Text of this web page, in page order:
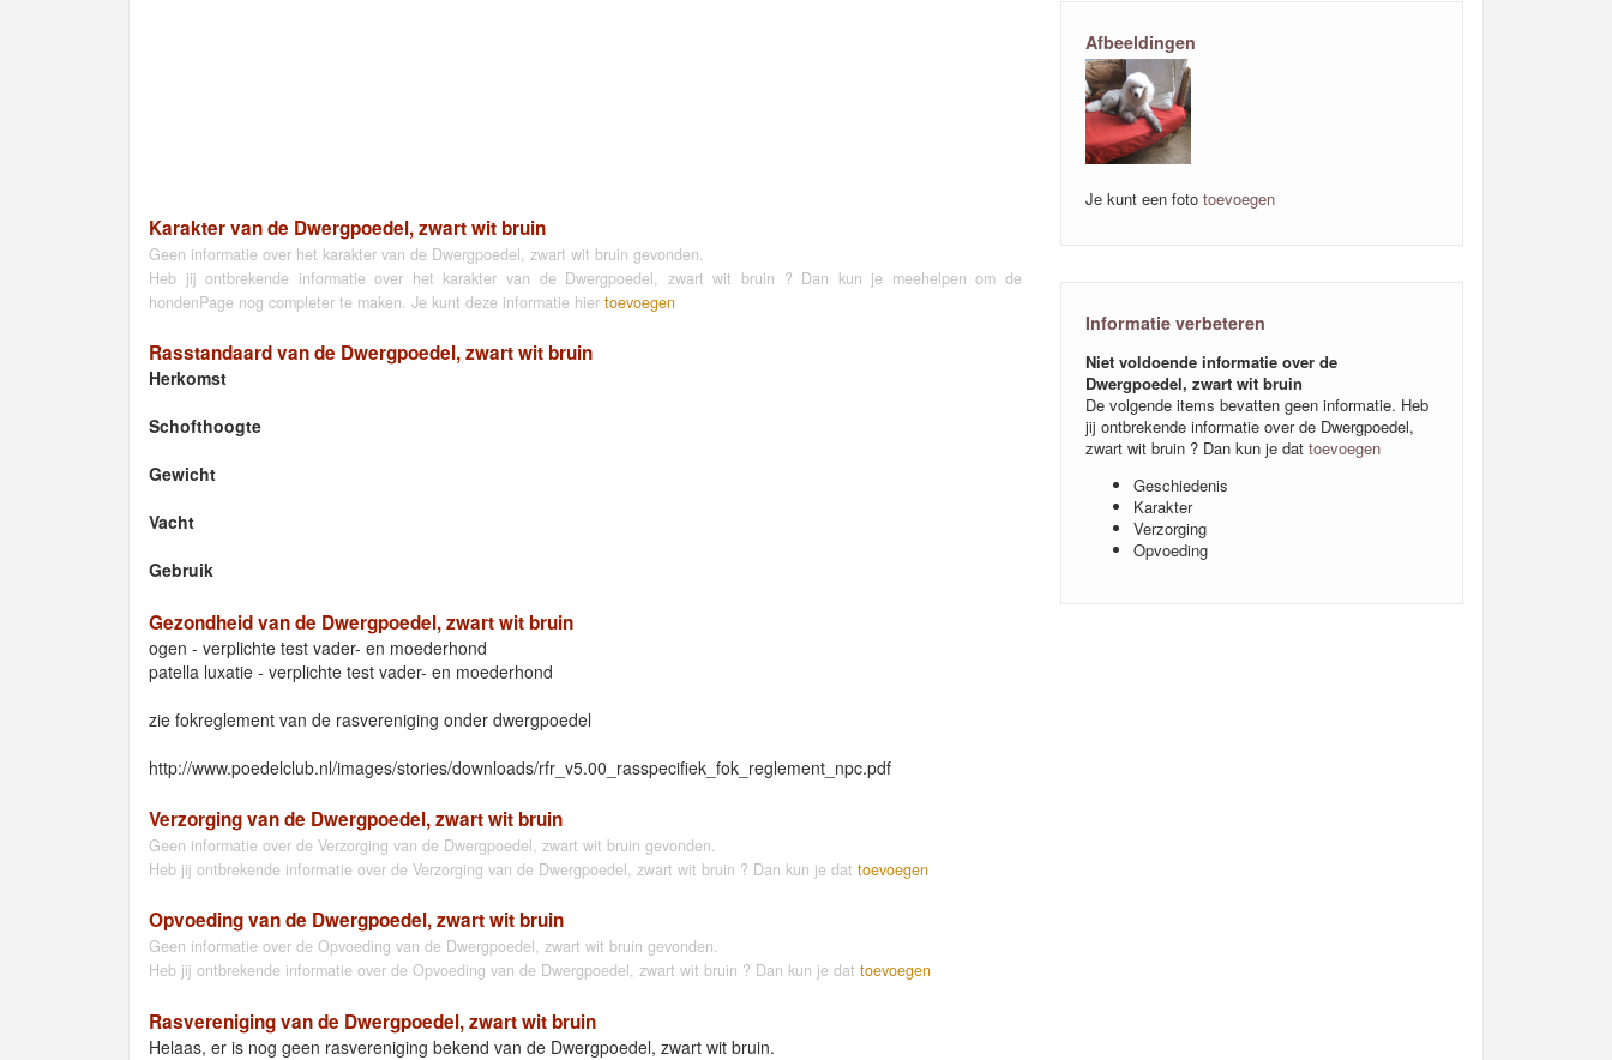
Karakter van de Dwergpoedel, zwart wit bruin
Geen informatie over het karakter van de Dwergpoedel, zwart wit bruin gevonden.
Heb jij ontbrekende informatie over het karakter van de Dwergpoedel, zwart wit bruin ? Dan kun je meehelpen om de
hondenPage nog completer te maken. Je kunt deze informatie hier toevoegen
Rasstandaard van de Dwergpoedel, zwart wit bruin
Herkomst
Schofthoogte
Gewicht
Vacht
Gebruik
Gezondheid van de Dwergpoedel, zwart wit bruin
ogen - verplichte test vader- en moederhond
patella luxatie - verplichte test vader- en moederhond
zie fokreglement van de rasvereniging onder dwergpoedel
http://www.poedelclub.nl/images/stories/downloads/rfr_v5.00_rasspecifiek_fok_reglement_npc.pdf
Verzorging van de Dwergpoedel, zwart wit bruin
Geen informatie over de Verzorging van de Dwergpoedel, zwart wit bruin gevonden.
Heb jij ontbrekende informatie over de Verzorging van de Dwergpoedel, zwart wit bruin ? Dan kun je dat toevoegen
Opvoeding van de Dwergpoedel, zwart wit bruin
Geen informatie over de Opvoeding van de Dwergpoedel, zwart wit bruin gevonden.
Heb jij ontbrekende informatie over de Opvoeding van de Dwergpoedel, zwart wit bruin ? Dan kun je dat toevoegen
Rasvereniging van de Dwergpoedel, zwart wit bruin
Helaas, er is nog geen rasvereniging bekend van de Dwergpoedel, zwart wit bruin.
Afbeeldingen
Je kunt een foto toevoegen
Informatie verbeteren
Niet voldoende informatie over de
Dwergpoedel, zwart wit bruin
De volgende items bevatten geen informatie. Heb
jij ontbrekende informatie over de Dwergpoedel,
zwart wit bruin ? Dan kun je dat toevoegen
Geschiedenis
Karakter
Verzorging
Opvoeding